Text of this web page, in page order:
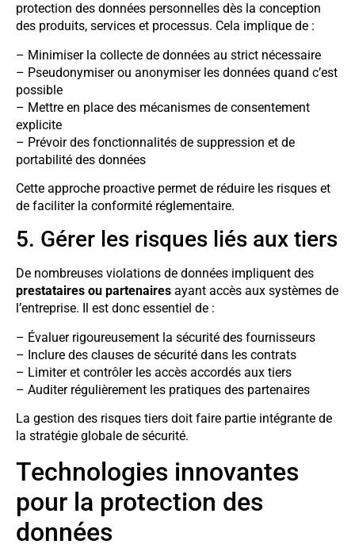
protection des données personnelles dès la conception
des produits, services et processus. Cela implique de :
– Minimiser la collecte de données au strict nécessaire
– Pseudonymiser ou anonymiser les données quand c’est
possible
– Mettre en place des mécanismes de consentement
explicite
– Prévoir des fonctionnalités de suppression et de
portabilité des données
Cette approche proactive permet de réduire les risques et
de faciliter la conformité réglementaire.
5. Gérer les risques liés aux tiers
De nombreuses violations de données impliquent des
prestataires ou partenaires ayant accès aux systèmes de
l’entreprise. Il est donc essentiel de :
– Évaluer rigoureusement la sécurité des fournisseurs
– Inclure des clauses de sécurité dans les contrats
– Limiter et contrôler les accès accordés aux tiers
– Auditer régulièrement les pratiques des partenaires
La gestion des risques tiers doit faire partie intégrante de
la stratégie globale de sécurité.
Technologies innovantes
pour la protection des
données